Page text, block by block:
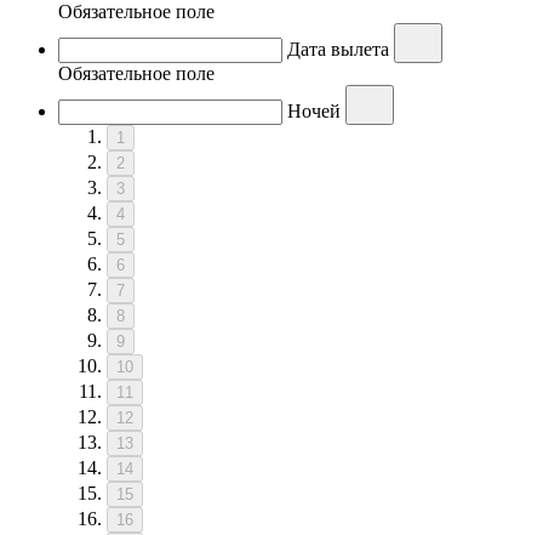
Обязательное поле
Дата вылета
Обязательное поле
Ночей
1
2
3
4
5
6
7
8
9
10
11
12
13
14
15
16